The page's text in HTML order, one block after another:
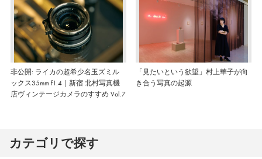
非公開: ライカの超希少名玉ズミル
ックス35mm f1.4｜新宿 北村写真機
店ヴィンテージカメラのすすめ Vol.7
「見たいという欲望」村上華子が向
き合う写真の起源
カテゴリで探す